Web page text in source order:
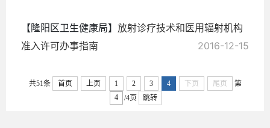
【隆阳区卫生健康局】 放射诊疗技术和医用辐射机构
准入许可办事指南
2016-12-15
共51条 首页 上页 1 2 3 4 下页 尾页
第
/4页
跳转